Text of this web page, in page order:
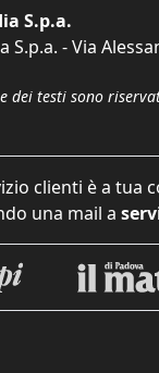
S.p.a.
- Via
testi sono
clienti è a tua
una mail a